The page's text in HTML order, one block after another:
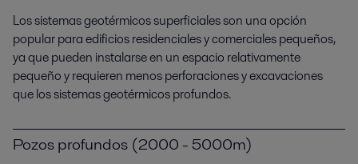
Los sistemas geotérmicos superficiales son una opción
popular para edificios residenciales y comerciales pequeños,
ya que pueden instalarse en un espacio relativamente
pequeño y requieren menos perforaciones y excavaciones
que los sistemas geotérmicos profundos.
Pozos profundos (2000 - 5000m)